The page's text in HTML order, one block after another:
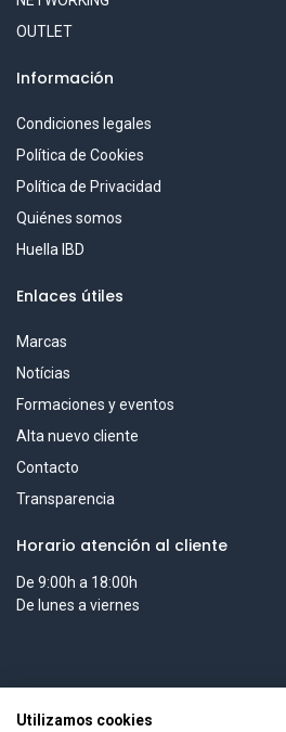
OUTLET
Información
Condiciones legales
Política de Cookies
Política de Privacidad
Quiénes somos
Huella IBD
Enlaces útiles
Marcas
Notícias
Formaciones y eventos
Alta nuevo cliente
Contacto
Transparencia
Horario atención al cliente
De 9:00h a 18:00h
De lunes a viernes
Utilizamos cookies